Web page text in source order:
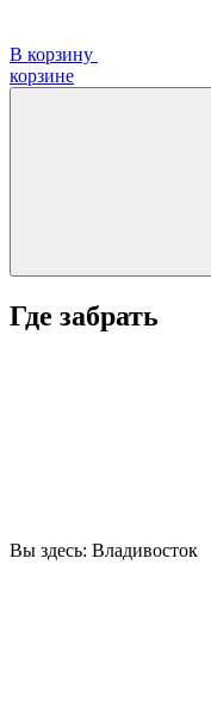
В корзину
корзинe
Где забрать
Вы здесь: Владивосток